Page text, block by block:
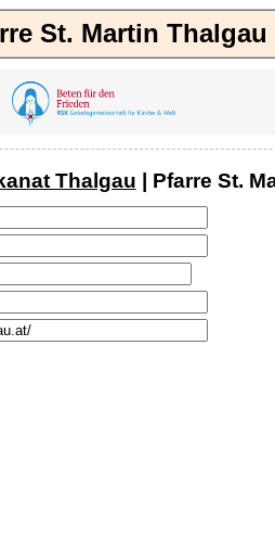
St. Martin Thalgau
Thalgau | Pfarre St.